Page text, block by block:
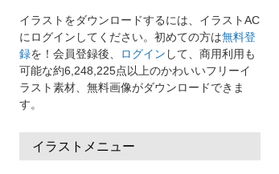
イラストをダウンロードするには、イラストAC
にログインしてください。初めての方は無料登
録を！会員登録後、 ログイン して、商用利用も
可能な約6,248,225点以上のかわいいフリーイ
ラスト素材、無料画像がダウンロードできま
す。
イラストメニュー